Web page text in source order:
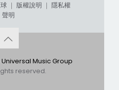
｜ 版權說明 ｜ 隱私權
聲明
Music Group
reserved.